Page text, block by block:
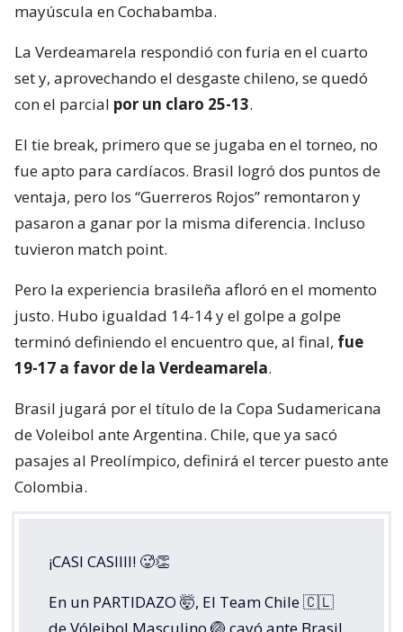
mayúscula en Cochabamba.
La Verdeamarela respondió con furia en el cuarto
set y, aprovechando el desgaste chileno, se quedó
con el parcial por un claro 25-13.
El tie break, primero que se jugaba en el torneo, no
fue apto para cardíacos. Brasil logró dos puntos de
ventaja, pero los “Guerreros Rojos” remontaron y
pasaron a ganar por la misma diferencia. Incluso
tuvieron match point.
Pero la experiencia brasileña afloró en el momento
justo. Hubo igualdad 14-14 y el golpe a golpe
terminó definiendo el encuentro que, al final, fue
19-17 a favor de la Verdeamarela.
Brasil jugará por el título de la Copa Sudamericana
de Voleibol ante Argentina. Chile, que ya sacó
pasajes al Preolímpico, definirá el tercer puesto ante
Colombia.
¡CASI CASIIII! 🥵👏
En un PARTIDAZO 🤯, El Team Chile 🇨🇱